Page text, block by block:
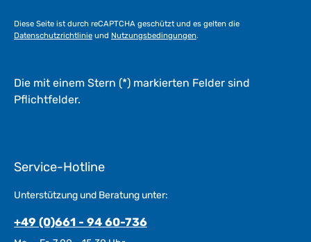
Diese Seite ist durch reCAPTCHA geschützt und es gelten die
Datenschutzrichtlinie und Nutzungsbedingungen.
Die mit einem Stern (*) markierten Felder sind
Pflichtfelder.
Service-Hotline
Unterstützung und Beratung unter:
+49 (0)661 - 94 60-736